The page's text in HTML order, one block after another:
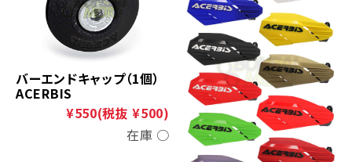
バーエンドキャップ（1個）
ACERBIS
¥550(税抜 ¥500)
在庫 ○